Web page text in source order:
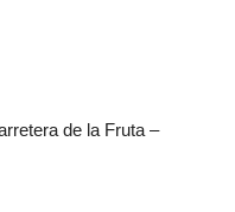
de la Fruta –